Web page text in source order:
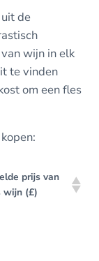
de
wijn in elk
te vinden
om een fles
prijs van
wijn (£)